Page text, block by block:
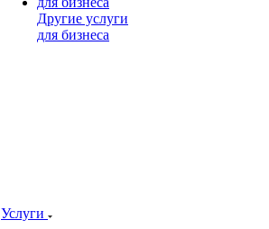
Другие услуги
для бизнеса
Услуги